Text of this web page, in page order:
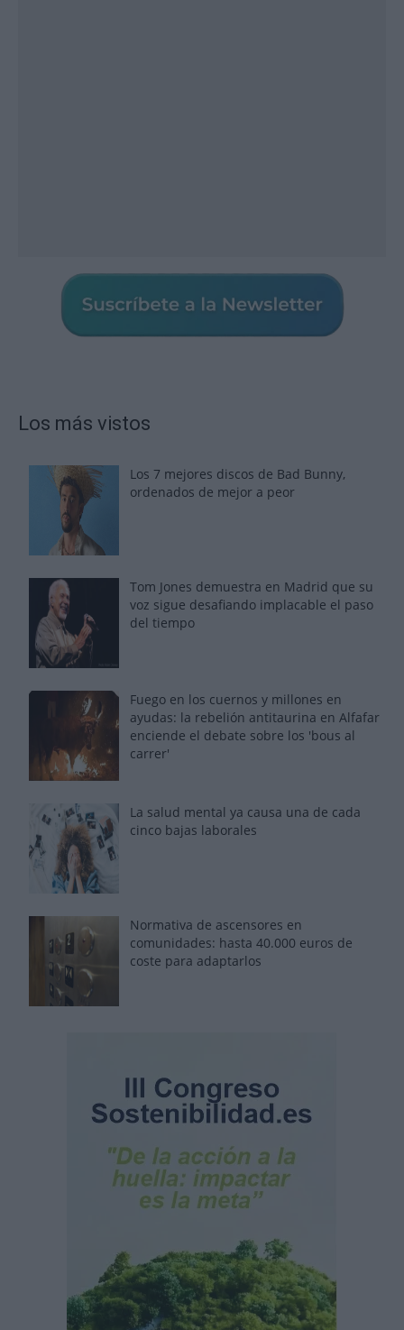
Los más vistos
Los 7 mejores discos de Bad Bunny,
ordenados de mejor a peor
Tom Jones demuestra en Madrid que su
voz sigue desafiando implacable el paso
del tiempo
Fuego en los cuernos y millones en
ayudas: la rebelión antitaurina en Alfafar
enciende el debate sobre los 'bous al
carrer'
La salud mental ya causa una de cada
cinco bajas laborales
Normativa de ascensores en
comunidades: hasta 40.000 euros de
coste para adaptarlos